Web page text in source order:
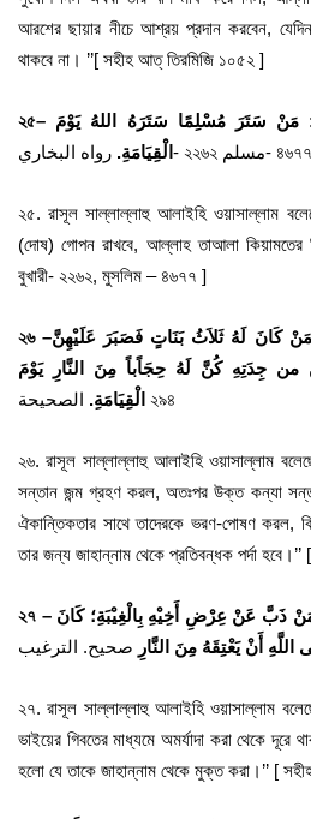
আরশের ছায়ার নীচে আশ্রয় প্রদান করবেন,
থাকবে না। ’’[ সহীহ আত্ তিরমিজি ১০৫২ ]
২৫–
الْقِيَامَةِ.
رواه البخاري- ২২৬২ مسلم- ৪৬৭৭
২৫. রাসূল সাল্লাল্লাহু আলাইহি ওয়াসাল্লাম
(দোষ) গোপন রাখবে, আল্লাহ তাআলা কিয়ামতের
বুখারী- ২২৬২, মুসলিম – ৪৬৭৭ ]
২৬–كَانَ لَهُ ثَلاَثُ بَنَاتٍ فَصَبَرَ عَلَيْهِنَّ
جِدَتِهِ كُنَّ لَهُ حِجَاًباً مِنَ النَّارِ يَوْمَ
الْقِيَامَةِ. الصحيحة ২৯৪
২৬. রাসূল সাল্লাল্লাহু আলাইহি ওয়াসাল্লাম
সন্তান জন্ম গ্রহণ করল, অতঃপর উক্ত কন্যা
ঐকান্তিকতার সাথে তাদেরকে ভরণ-পোষণ করল,
তার জন্য জাহান্নাম থেকে প্রতিবন্ধক পর্দা
২৭ –قَالَ صَلَّى الله ُعَلَيهِ وَسَلَّمَ : مَنْ ذَبَّ عَنْ عِرْضِ أَخِيْهِ بِالْغِيْبَةِ؛ كَانَ
اللَّهِ أَنْ يَعْتِقَهُ مِنَ النَّارِ
২৭. রাসূল সাল্লাল্লাহু আলাইহি ওয়াসাল্লাম
ভাইয়ের গিবতের মাধ্যমে অমর্যাদা করা থেকে
হলো যে তাকে জাহান্নাম থেকে মুক্ত করা।’’ [